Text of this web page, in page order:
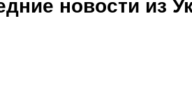
новости из